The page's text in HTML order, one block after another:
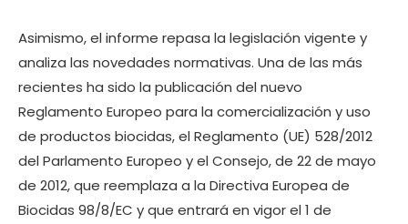
Asimismo, el informe repasa la legislación vigente y
analiza las novedades normativas. Una de las más
recientes ha sido la publicación del nuevo
Reglamento Europeo para la comercialización y uso
de productos biocidas, el Reglamento (UE) 528/2012
del Parlamento Europeo y el Consejo, de 22 de mayo
de 2012, que reemplaza a la Directiva Europea de
Biocidas 98/8/EC y que entrará en vigor el 1 de